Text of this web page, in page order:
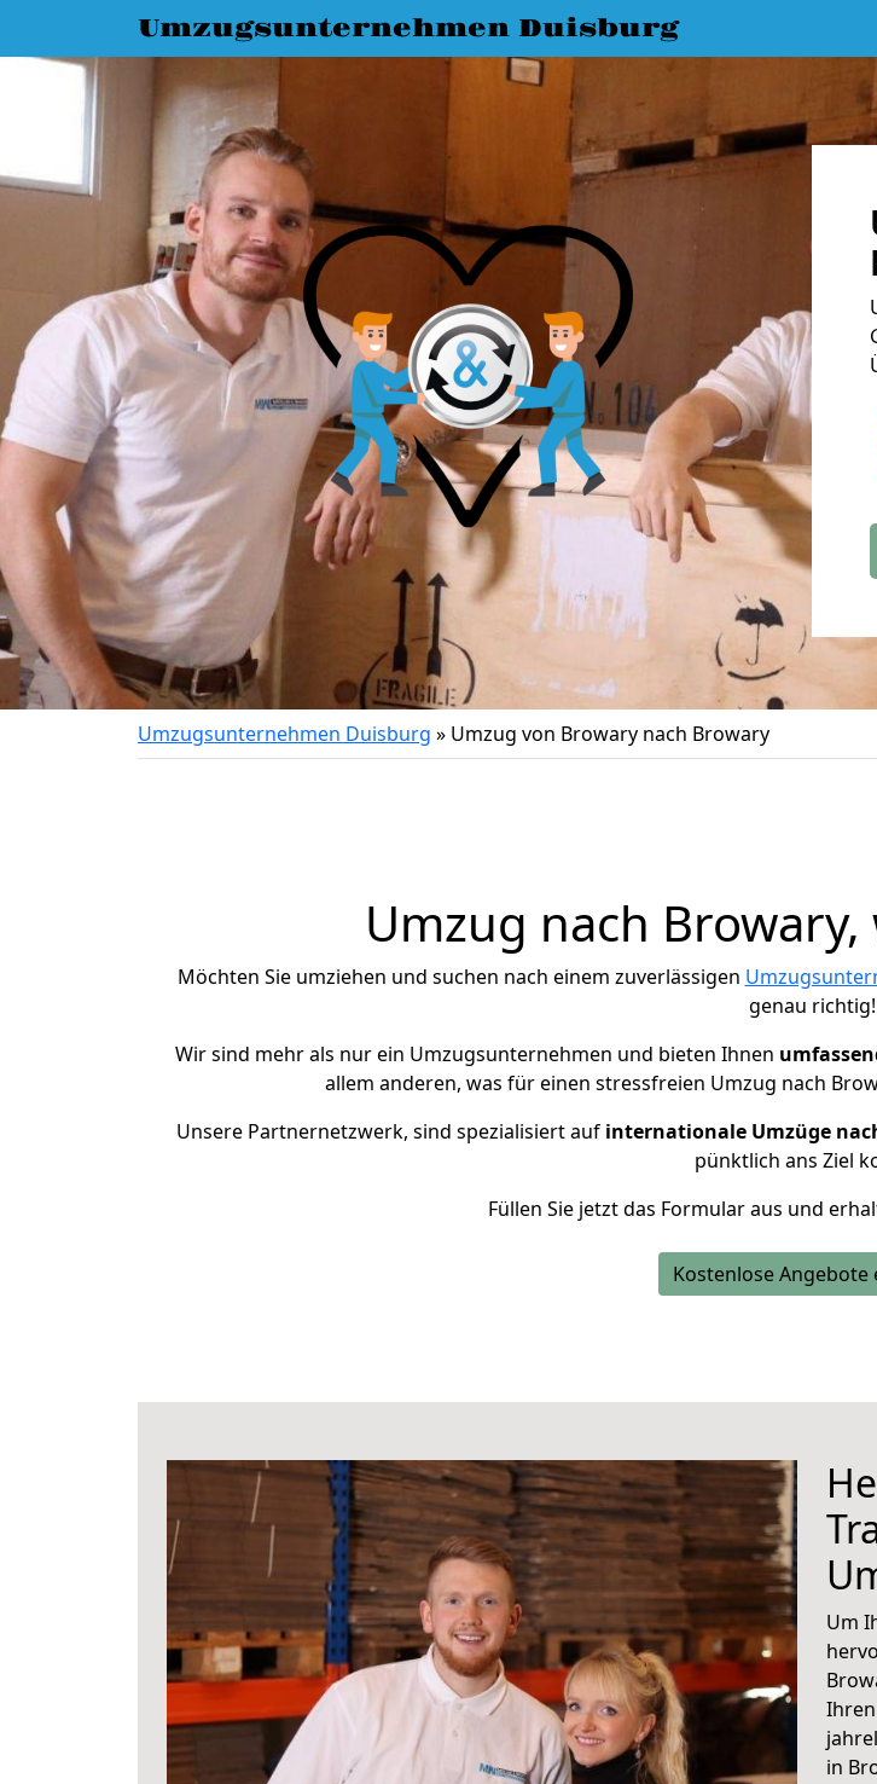
Umzugsunternehmen Duisburg
Umzugsunternehmen Duisburg » Umzug von Browary nach Browary
Umzug nach
Möchten Sie umziehen und suchen nach einem zuverlässigen
genau richtig!
Wir sind mehr als nur ein Umzugsunternehmen und bieten Ihnen
allem anderen, was für einen stressfreien Umzug nach
Unsere Partnernetzwerk, sind spezialisiert auf internationale Umzüge
pünktlich ans Ziel
Füllen Sie jetzt das Formular aus und
Kostenlose Angebote
Um
in